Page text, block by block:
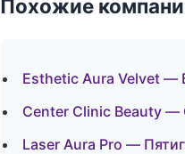
Похожие
Esthetic Aura Velvet —
Center Clinic Beauty —
Laser Aura Pro —